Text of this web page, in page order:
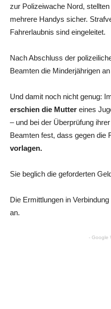
zur Polizeiwache Nord,
mehrere Handys sicher.
Fahrerlaubnis sind eingeleitet.
Nach Abschluss der
Beamten die Minderjährigen
Und damit noch nicht genug:
erschien die Mutter eines
– und bei der Überprüfung
Beamten fest, dass gegen die
vorlagen.
Sie beglich die geforderten
Die Ermittlungen in
an.
- Google